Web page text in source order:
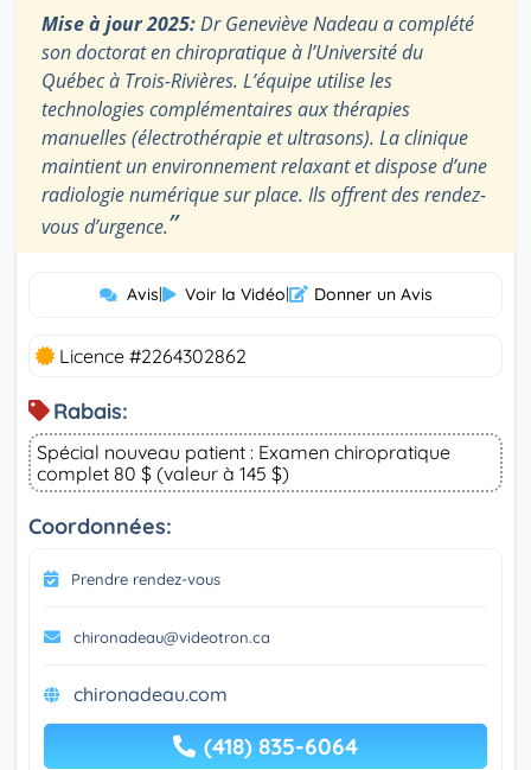
Mise à jour 2025:Dr Geneviève Nadeau a complété
son doctorat en chiropratique à l’Université du
Québec à Trois-Rivières. L’équipe utilise les
technologies complémentaires aux thérapies
manuelles (électrothérapie et ultrasons). La clinique
maintient un environnement relaxant et dispose d’une
radiologie numérique sur place. Ils offrent des rendez-
vous d’urgence.”
Avis| Voir la Vidéo| Donner un Avis
Licence #2264302862
Rabais:
Spécial nouveau patient : Examen chiropratique
complet 80 $ (valeur à 145 $)
Coordonnées:
Prendre rendez-vous
chironadeau@videotron.ca
chironadeau.com
(418) 835-6064